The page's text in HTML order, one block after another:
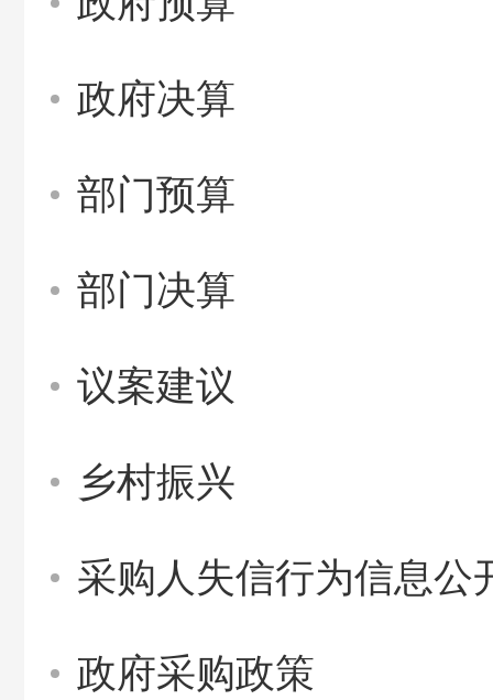
政府决算
部门预算
部门决算
议案建议
乡村振兴
采购人失信行为信息公
政府采购政策